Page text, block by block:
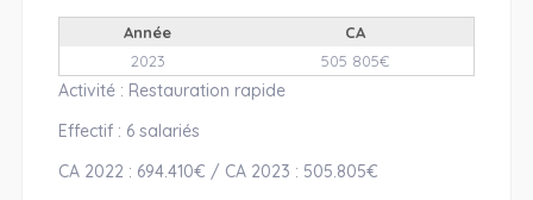
Année
CA
2023
505 805€
Activité : Restauration rapide
Effectif : 6 salariés
CA 2022 : 694.410€ / CA 2023 : 505.805€